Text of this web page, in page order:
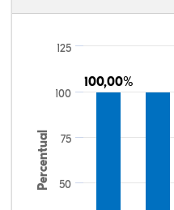
Percentual
100,00%
100,00%
50
75
100
125